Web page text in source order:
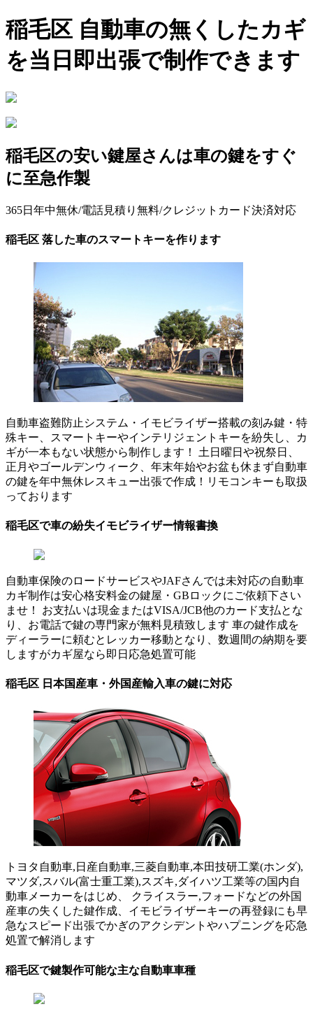
稲毛区 自動車の無くしたカギ
を当日即出張で制作できます
稲毛区の安い鍵屋さんは車の鍵をすぐ
に至急作製
365日年中無休/電話見積り無料/クレジットカード決済対応
稲毛区 落した車のスマートキーを作ります
自動車盗難防止システム・イモビライザー搭載の刻み鍵・特
殊キー、スマートキーやインテリジェントキーを紛失し、カ
ギが一本もない状態から制作します！ 土日曜日や祝祭日、
正月やゴールデンウィーク、年末年始やお盆も休まず自動車
の鍵を年中無休レスキュー出張で作成！リモコンキーも取扱
っております
稲毛区で車の紛失イモビライザー情報書換
自動車保険のロードサービスやJAFさんでは未対応の自動車
カギ制作は安心格安料金の鍵屋・GBロックにご依頼下さい
ませ！ お支払いは現金またはVISA/JCB他のカード支払とな
り、お電話で鍵の専門家が無料見積致します 車の鍵作成を
ディーラーに頼むとレッカー移動となり、数週間の納期を要
しますがカギ屋なら即日応急処置可能
稲毛区 日本国産車・外国産輸入車の鍵に対応
トヨタ自動車,日産自動車,三菱自動車,本田技研工業(ホンダ),
マツダ,スバル(富士重工業),スズキ,ダイハツ工業等の国内自
動車メーカーをはじめ、 クライスラー,フォードなどの外国
産車の失くした鍵作成、イモビライザーキーの再登録にも早
急なスピード出張でかぎのアクシデントやハプニングを応急
処置で解消します
稲毛区で鍵製作可能な主な自動車車種